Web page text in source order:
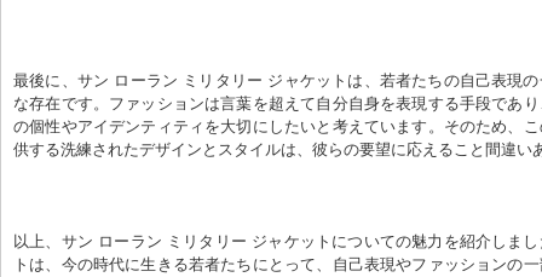
最後に、サン ローラン ミリタリー ジャケットは、若者たちの自己表現
な存在です。ファッションは言葉を超えて自分自身を表現する手段であ
の個性やアイデンティティを大切にしたいと考えています。そのため、
供する洗練されたデザインとスタイルは、彼らの要望に応えること間違い
以上、サン ローラン ミリタリー ジャケットについての魅力を紹介しま
トは、今の時代に生きる若者たちにとって、自己表現やファッションの